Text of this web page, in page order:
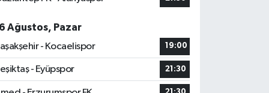
Ağustos, Pazar
- Kocaelispor
19:00
- Eyüpspor 21:30